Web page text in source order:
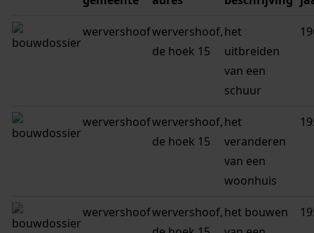
wervershoofwervershoof,
de hoek 15
het
uitbreiden
van een
schuur
wervershoofwervershoof,
de hoek 15
het
veranderen
van een
woonhuis
wervershoofwervershoof,het bouwen